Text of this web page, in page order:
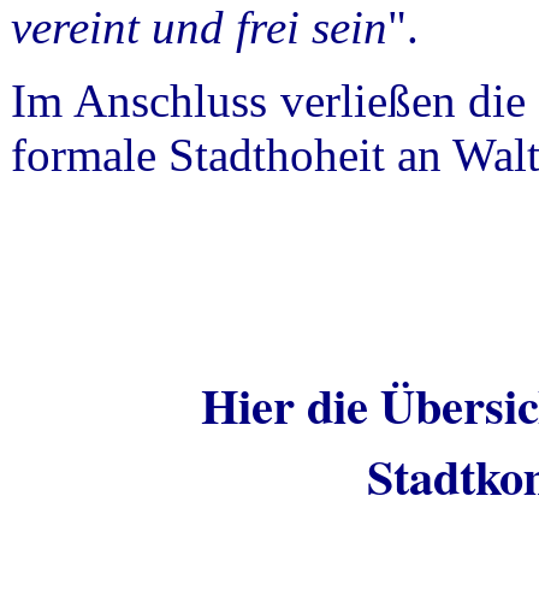
vereint und frei sein".
Im Anschluss verließen
formale Stadthoheit an
Hier die